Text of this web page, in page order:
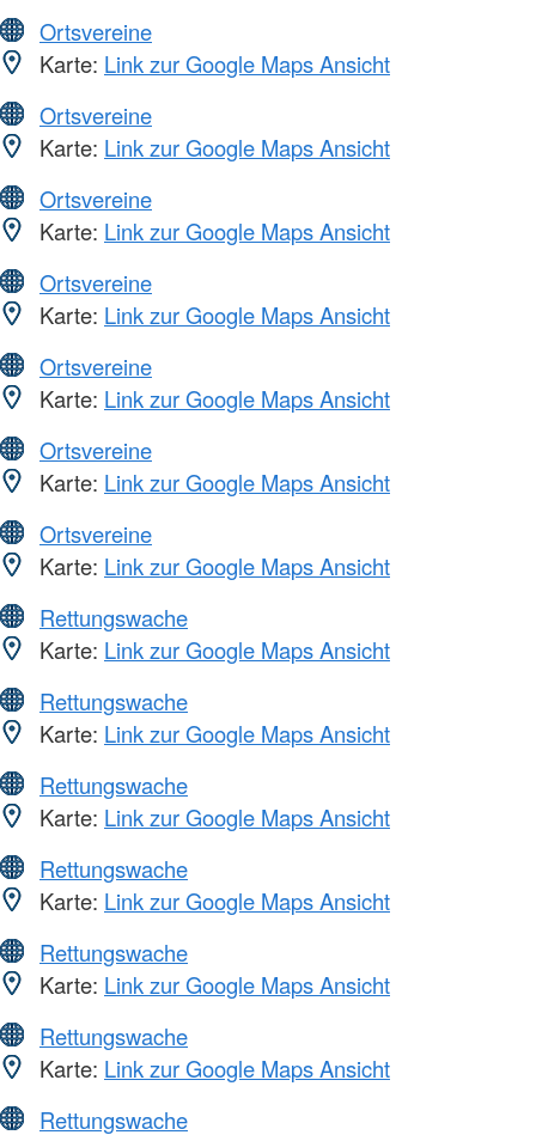
Ortsvereine
Karte: Link zur Google Maps Ansicht
Ortsvereine
Karte: Link zur Google Maps Ansicht
Ortsvereine
Karte: Link zur Google Maps Ansicht
Ortsvereine
Karte: Link zur Google Maps Ansicht
Ortsvereine
Karte: Link zur Google Maps Ansicht
Ortsvereine
Karte: Link zur Google Maps Ansicht
Ortsvereine
Karte: Link zur Google Maps Ansicht
Rettungswache
Karte: Link zur Google Maps Ansicht
Rettungswache
Karte: Link zur Google Maps Ansicht
Rettungswache
Karte: Link zur Google Maps Ansicht
Rettungswache
Karte: Link zur Google Maps Ansicht
Rettungswache
Karte: Link zur Google Maps Ansicht
Rettungswache
Karte: Link zur Google Maps Ansicht
Rettungswache